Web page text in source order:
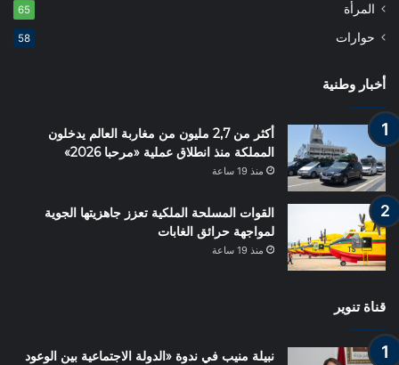
المرأة 65
حوارات 58
أخبار وطنية
أكثر من 2,7 مليون من مغاربة العالم يدخلون
المملكة منذ انطلاق عملية «مرحبا 2026»
منذ 19 ساعة
القوات المسلحة الملكية تعزز جاهزيتها الجوية
لمواجهة حرائق الغابات
منذ 19 ساعة
قناة تنوير
نبيلة منيب في ندوة «الدولة الاجتماعية بين الوعود